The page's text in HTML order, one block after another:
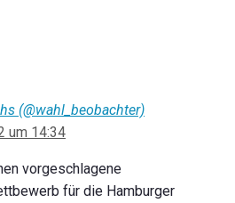
(@wahl_beobachter)
um 14:34
vorgeschlagene
für die Hamburger